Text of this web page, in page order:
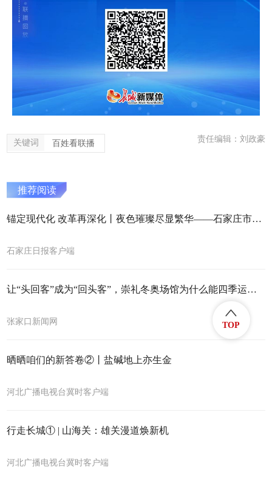
关键词 百姓看联播 责任编辑：刘政豪
推荐阅读
锚定现代化 改革再深化丨夜色璀璨尽显繁华——石家庄市夜经济积极打造消费新引擎
石家庄日报客户端
让“头回客”成为“回头客”，崇礼冬奥场馆为什么能四季运营？
张家口新闻网
晒晒咱们的新答卷②丨盐碱地上亦生金
河北广播电视台冀时客户端
行走长城① | 山海关：雄关漫道焕新机
河北广播电视台冀时客户端
TOP